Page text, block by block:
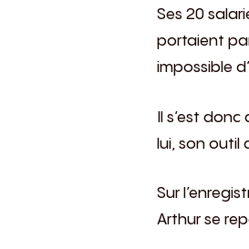
Ses 20
portaient
impossible
Il s’est
lui, son outil
Sur
Arthur se